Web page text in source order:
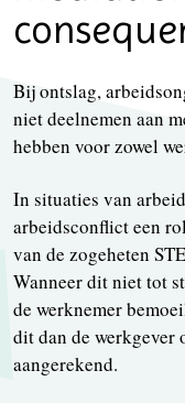
Bij ontslag,
niet deelnemen aan
hebben voor zowel
In situaties van
arbeidsconflict een
van de zogeheten
Wanneer dit niet tot
de werknemer
dit dan de werkgever
aangerekend.